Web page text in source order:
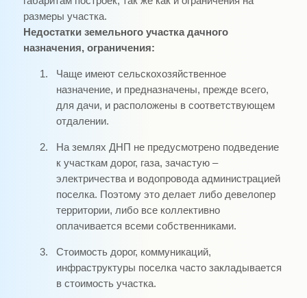
размеры участка.
Недостатки земельного участка дачного
назначения, ограничения:
1.
Чаще имеют сельскохозяйственное
назначение, и предназначены, прежде всего,
для дачи, и расположены в соответствующем
отдалении.
2.
На землях ДНП не предусмотрено подведение
к участкам дорог, газа, зачастую –
электричества и водопровода администрацией
поселка. Поэтому это делает либо девелопер
территории, либо все коллективно
оплачивается всеми собственниками.
3.
Стоимость дорог, коммуникаций,
инфраструктуры поселка часто закладывается
в стоимость участка.